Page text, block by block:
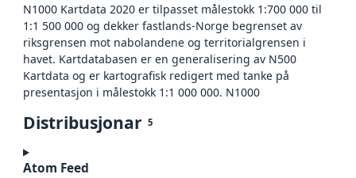
N1000 Kartdata 2020 er tilpasset målestokk 1:700 000 til
1:1 500 000 og dekker fastlands-Norge begrenset av
riksgrensen mot nabolandene og territorialgrensen i
havet. Kartdatabasen er en generalisering av N500
Kartdata og er kartografisk redigert med tanke på
presentasjon i målestokk 1:1 000 000. N1000
Distribusjonar 5
Atom Feed